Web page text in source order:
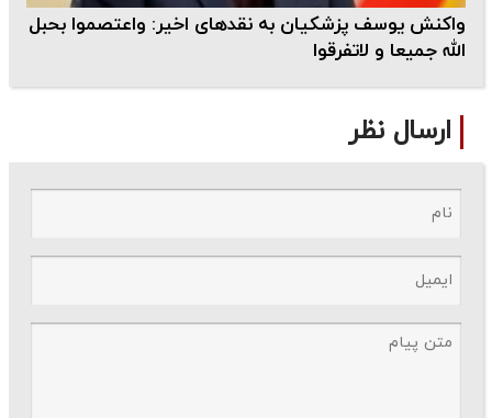
واکنش یوسف پزشکیان به نقدهای اخیر: واعتصموا بحبل
الله جمیعا و لاتفرقوا
ارسال نظر